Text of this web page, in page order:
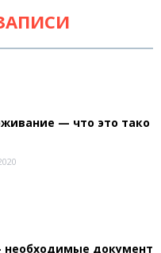
— что это тако
необходимые документ